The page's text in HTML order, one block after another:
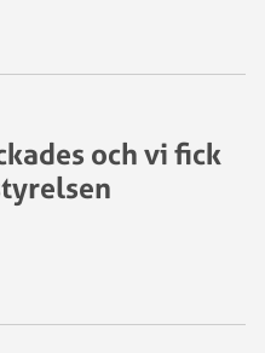
och vi fick